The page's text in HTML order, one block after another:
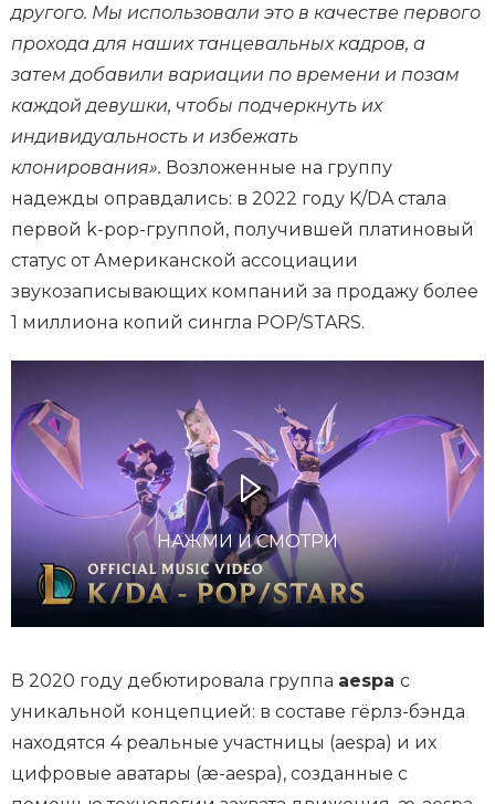
другого. Мы использовали это в качестве первого
прохода для наших танцевальных кадров, а
затем добавили вариации по времени и позам
каждой девушки, чтобы подчеркнуть их
индивидуальность и избежать
клонирования». Возложенные на группу
надежды оправдались: в 2022 году K/DA стала
первой k-pop-группой, получившей платиновый
статус от Американской ассоциации
звукозаписывающих компаний за продажу более
1 миллиона копий сингла POP/STARS.
НАЖМИ И СМОТРИ
В 2020 году дебютировала группа aespa с
уникальной концепцией: в составе гёрлз-бэнда
находятся 4 реальные участницы (aespa) и их
цифровые аватары (æ-aespa), созданные с